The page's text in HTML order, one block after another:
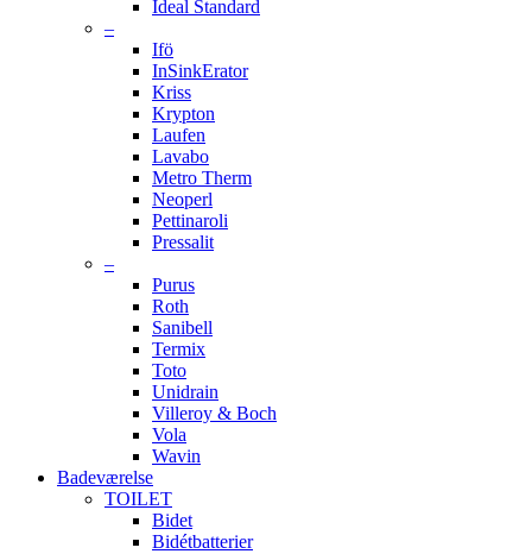
Ideal Standard
–
Ifö
InSinkErator
Kriss
Krypton
Laufen
Lavabo
Metro Therm
Neoperl
Pettinaroli
Pressalit
–
Purus
Roth
Sanibell
Termix
Toto
Unidrain
Villeroy & Boch
Vola
Wavin
Badeværelse
TOILET
Bidet
Bidétbatterier